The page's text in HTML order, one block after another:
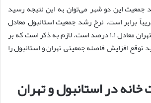
این دو شهر می‌توان به این نتیجه رسید
برابر است. نرخ رشد جمعیت استانبول معادل
۱.۶۸ درصد و نرخ شهر تهران معادل ۱.۱ درصد است. لازم به ذکر است که بر
افزایش فاصله جمعیتی تهران و استانبول را
در استانبول و تهران